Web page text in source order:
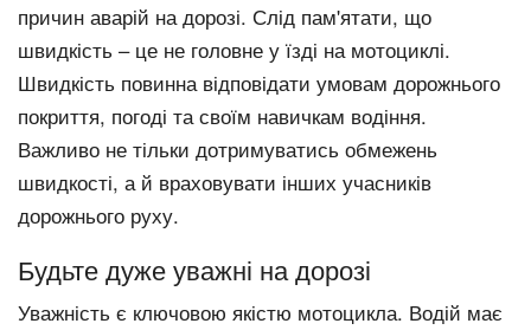
причин аварій на дорозі. Слід пам'ятати, що
швидкість – це не головне у їзді на мотоциклі.
Швидкість повинна відповідати умовам дорожнього
покриття, погоді та своїм навичкам водіння.
Важливо не тільки дотримуватись обмежень
швидкості, а й враховувати інших учасників
дорожнього руху.
Будьте дуже уважні на дорозі
Уважність є ключовою якістю мотоцикла. Водій має